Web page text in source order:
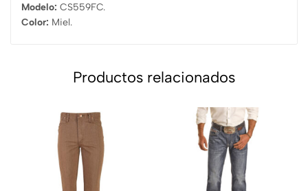
Modelo: CS559FC.
Color: Miel.
Productos relacionados